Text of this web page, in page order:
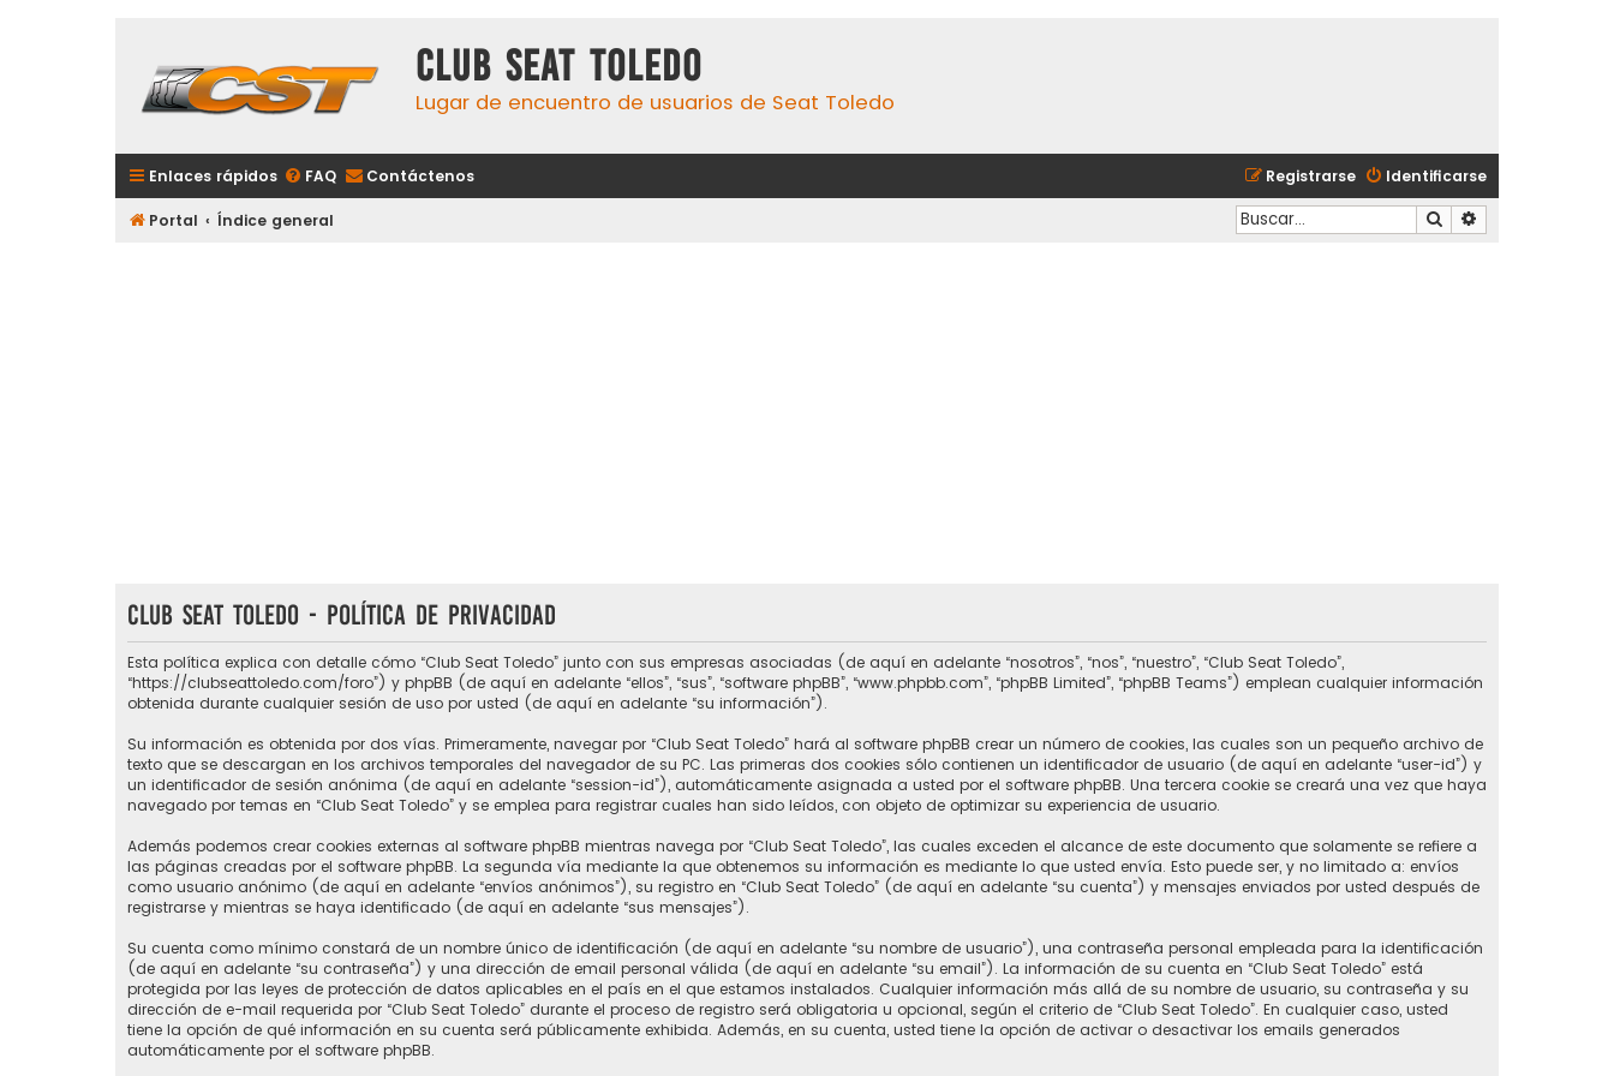
Club Seat Toledo
Lugar de encuentro de usuarios de Seat Toledo
Enlaces rápidos FAQ Contáctenos Identificarse
Registrarse
Portal Índice general Buscar
Club Seat Toledo - Política de privacidad
Esta política explica con detalle cómo “Club Seat Toledo” junto con sus empresas asociadas (de aquí en adelante “nosotros”, “nos”, “nuestro”, “Club Seat Toledo”,
“https://clubseattoledo.com/foro”) y phpBB (de aquí en adelante “ellos”, “sus”, “software phpBB”, “www.phpbb.com”, “phpBB Limited”, “phpBB Teams”) emplean cualquier información
obtenida durante cualquier sesión de uso por usted (de aquí en adelante “su información”).
Su información es obtenida por dos vías. Primeramente, navegar por “Club Seat Toledo” hará al software phpBB crear un número de cookies, las cuales son un pequeño archivo de
texto que se descargan en los archivos temporales del navegador de su PC. Las primeras dos cookies sólo contienen un identificador de usuario (de aquí en adelante “user-id”) y
un identificador de sesión anónima (de aquí en adelante “session-id”), automáticamente asignada a usted por el software phpBB. Una tercera cookie se creará una vez que haya
navegado por temas en “Club Seat Toledo” y se emplea para registrar cuales han sido leídos, con objeto de optimizar su experiencia de usuario.
Además podemos crear cookies externas al software phpBB mientras navega por “Club Seat Toledo”, las cuales exceden el alcance de este documento que solamente se refiere a
las páginas creadas por el software phpBB. La segunda vía mediante la que obtenemos su información es mediante lo que usted envía. Esto puede ser, y no limitado a: envíos
como usuario anónimo (de aquí en adelante “envíos anónimos”), su registro en “Club Seat Toledo” (de aquí en adelante “su cuenta”) y mensajes enviados por usted después de
registrarse y mientras se haya identificado (de aquí en adelante “sus mensajes”).
Su cuenta como mínimo constará de un nombre único de identificación (de aquí en adelante “su nombre de usuario”), una contraseña personal empleada para la identificación
(de aquí en adelante “su contraseña”) y una dirección de email personal válida (de aquí en adelante “su email”). La información de su cuenta en “Club Seat Toledo” está
protegida por las leyes de protección de datos aplicables en el país en el que estamos instalados. Cualquier información más allá de su nombre de usuario, su contraseña y su
dirección de e-mail requerida por “Club Seat Toledo” durante el proceso de registro será obligatoria u opcional, según el criterio de “Club Seat Toledo”. En cualquier caso, usted
tiene la opción de qué información en su cuenta será públicamente exhibida. Además, en su cuenta, usted tiene la opción de activar o desactivar los emails generados
automáticamente por el software phpBB.